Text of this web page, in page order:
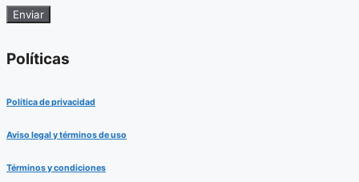
Políticas
Política de privacidad
Aviso legal y términos de uso
Términos y condiciones